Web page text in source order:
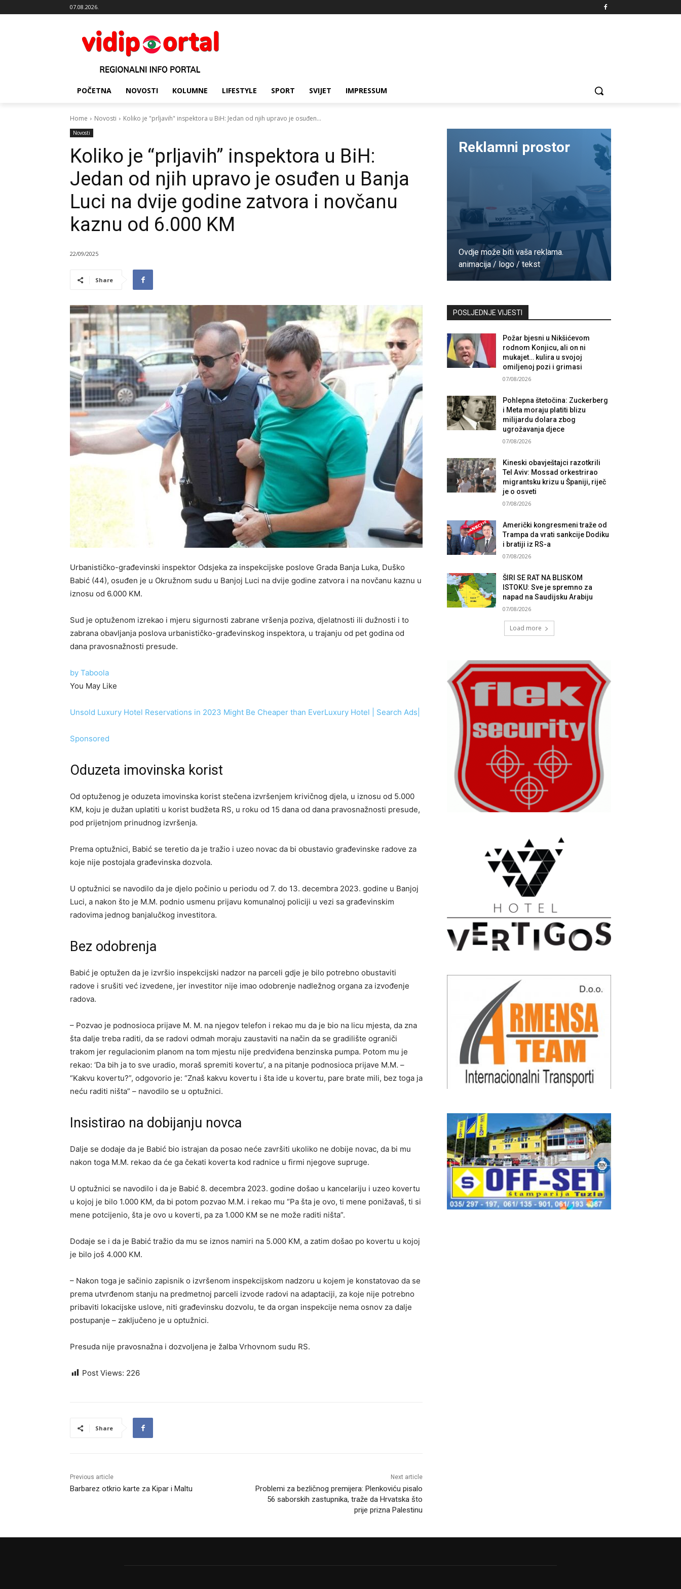
07.08.2026.
POČETNA NOVOSTI KOLUMNE LIFESTYLE SPORT SVIJET IMPRESSUM
Home Novosti Koliko je "prljavih" inspektora u BiH: Jedan od njih upravo je osuđen...
Novosti
Koliko je “prljavih” inspektora u BiH:
Jedan od njih upravo je osuđen u Banja
Luci na dvije godine zatvora i novčanu
kaznu od 6.000 KM
22/09/2025
Share
Urbanističko-građevinski inspektor Odsjeka za inspekcijske poslove Grada Banja Luka, Duško
Babić (44), osuđen je u Okružnom sudu u Banjoj Luci na dvije godine zatvora i na novčanu kaznu u
iznosu od 6.000 KM.
Sud je optuženom izrekao i mjeru sigurnosti zabrane vršenja poziva, djelatnosti ili dužnosti i to
zabrana obavljanja poslova urbanističko-građevinskog inspektora, u trajanju od pet godina od
dana pravosnažnosti presude.
by Taboola
You May Like
Unsold Luxury Hotel Reservations in 2023 Might Be Cheaper than EverLuxury Hotel | Search Ads
Sponsored
Oduzeta imovinska korist
Od optuženog je oduzeta imovinska korist stečena izvršenjem krivičnog djela, u iznosu od 5.000
KM, koju je dužan uplatiti u korist budžeta RS, u roku od 15 dana od dana pravosnažnosti presude,
pod prijetnjom prinudnog izvršenja.
Prema optužnici, Babić se teretio da je tražio i uzeo novac da bi obustavio građevinske radove za
koje nije postojala građevinska dozvola.
U optužnici se navodilo da je djelo počinio u periodu od 7. do 13. decembra 2023. godine u Banjoj
Luci, a nakon što je M.M. podnio usmenu prijavu komunalnoj policiji u vezi sa građevinskim
radovima jednog banjalučkog investitora.
Bez odobrenja
Babić je optužen da je izvršio inspekcijski nadzor na parceli gdje je bilo potrebno obustaviti
radove i srušiti već izvedene, jer investitor nije imao odobrenje nadležnog organa za izvođenje
radova.
– Pozvao je podnosioca prijave M. M. na njegov telefon i rekao mu da je bio na licu mjesta, da zna
šta dalje treba raditi, da se radovi odmah moraju zaustaviti na način da se gradilište ograniči
trakom jer regulacionim planom na tom mjestu nije predviđena benzinska pumpa. Potom mu je
rekao: ‘Da bih ja to sve uradio, moraš spremiti kovertu’, a na pitanje podnosioca prijave M.M. –
“Kakvu kovertu?”, odgovorio je: “Znaš kakvu kovertu i šta ide u kovertu, pare brate mili, bez toga ja
neću raditi ništa” – navodilo se u optužnici.
Insistirao na dobijanju novca
Dalje se dodaje da je Babić bio istrajan da posao neće završiti ukoliko ne dobije novac, da bi mu
nakon toga M.M. rekao da će ga čekati koverta kod radnice u firmi njegove supruge.
U optužnici se navodilo i da je Babić 8. decembra 2023. godine došao u kancelariju i uzeo kovertu
u kojoj je bilo 1.000 KM, da bi potom pozvao M.M. i rekao mu “Pa šta je ovo, ti mene ponižavaš, ti si
mene potcijenio, šta je ovo u koverti, pa za 1.000 KM se ne može raditi ništa”.
Dodaje se i da je Babić tražio da mu se iznos namiri na 5.000 KM, a zatim došao po kovertu u kojoj
je bilo još 4.000 KM.
– Nakon toga je sačinio zapisnik o izvršenom inspekcijskom nadzoru u kojem je konstatovao da se
prema utvrđenom stanju na predmetnoj parceli izvode radovi na adaptaciji, za koje nije potrebno
pribaviti lokacijske uslove, niti građevinsku dozvolu, te da organ inspekcije nema osnov za dalje
postupanje – zaključeno je u optužnici.
Presuda nije pravosnažna i dozvoljena je žalba Vrhovnom sudu RS.
Post Views: 226
Share
Previous article
Barbarez otkrio karte za Kipar i Maltu
Next article
Problemi za bezličnog premijera: Plenkoviću pisalo
56 saborskih zastupnika, traže da Hrvatska što
prije prizna Palestinu
Reklamni prostor
Ovdje može biti vaša reklama.
animacija / logo / tekst
POSLJEDNJE VIJESTI
Požar bjesni u Nikšićevom
rodnom Konjicu, ali on ni
mukajet… kulira u svojoj
omiljenoj pozi i grimasi
07/08/2026
Pohlepna štetočina: Zuckerberg
i Meta moraju platiti blizu
milijardu dolara zbog
ugrožavanja djece
07/08/2026
Kineski obavještajci razotkrili
Tel Aviv: Mossad orkestrirao
migrantsku krizu u Španiji, riječ
je o osveti
07/08/2026
Američki kongresmeni traže od
Trampa da vrati sankcije Dodiku
i bratiji iz RS-a
07/08/2026
ŠIRI SE RAT NA BLISKOM
ISTOKU: Sve je spremno za
napad na Saudijsku Arabiju
07/08/2026
Load more